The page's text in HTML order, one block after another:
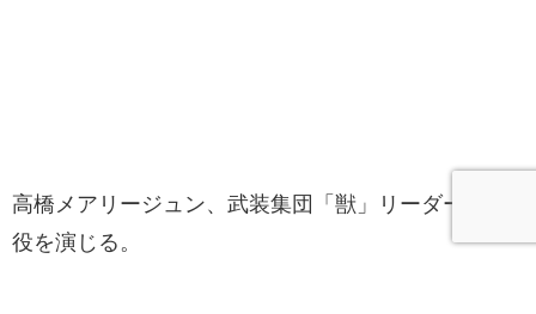
高橋メアリージュン、武装集団「獣」リーダー・龍
役を演じる。